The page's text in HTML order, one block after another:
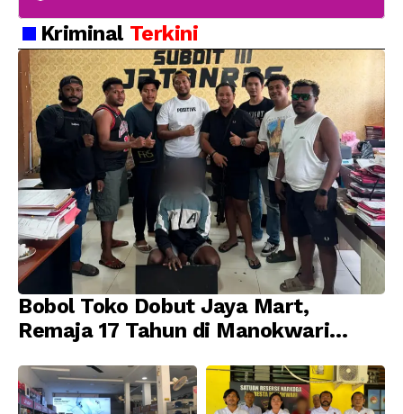
Kriminal Terkini
Bobol Toko Dobut Jaya Mart,
Remaja 17 Tahun di Manokwari
Jatanras Polda Papua Barat